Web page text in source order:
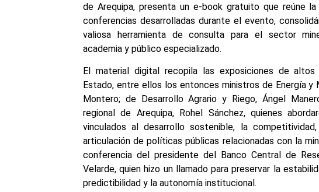
de Arequipa, presenta un e-book gratuito que reúne
conferencias desarrolladas durante el evento,
valiosa herramienta de consulta para el sector
academia y público especializado.
El material digital recopila las exposiciones de altos
Estado, entre ellos los entonces ministros de Energía y
Montero; de Desarrollo Agrario y Riego, Ángel
regional de Arequipa, Rohel Sánchez, quienes
vinculados al desarrollo sostenible, la
articulación de políticas públicas relacionadas con la
conferencia del presidente del Banco Central de
Velarde, quien hizo un llamado para preservar la
predictibilidad y la autonomía institucional.